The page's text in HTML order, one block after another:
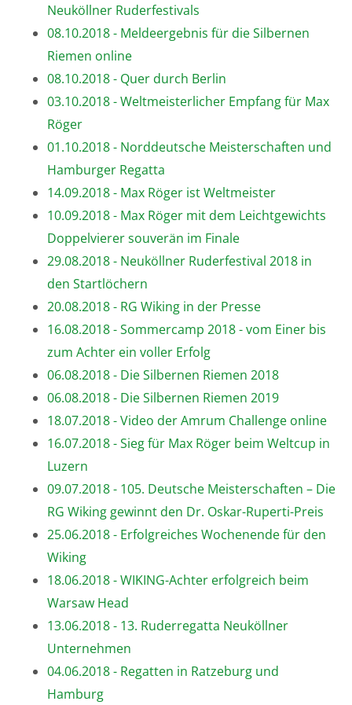
Neuköllner Ruderfestivals
08.10.2018 - Meldeergebnis für die Silbernen
Riemen online
08.10.2018 - Quer durch Berlin
03.10.2018 - Weltmeisterlicher Empfang für Max
Röger
01.10.2018 - Norddeutsche Meisterschaften und
Hamburger Regatta
14.09.2018 - Max Röger ist Weltmeister
10.09.2018 - Max Röger mit dem Leichtgewichts
Doppelvierer souverän im Finale
29.08.2018 - Neuköllner Ruderfestival 2018 in
den Startlöchern
20.08.2018 - RG Wiking in der Presse
16.08.2018 - Sommercamp 2018 - vom Einer bis
zum Achter ein voller Erfolg
06.08.2018 - Die Silbernen Riemen 2018
06.08.2018 - Die Silbernen Riemen 2019
18.07.2018 - Video der Amrum Challenge online
16.07.2018 - Sieg für Max Röger beim Weltcup in
Luzern
09.07.2018 - 105. Deutsche Meisterschaften – Die
RG Wiking gewinnt den Dr. Oskar-Ruperti-Preis
25.06.2018 - Erfolgreiches Wochenende für den
Wiking
18.06.2018 - WIKING-Achter erfolgreich beim
Warsaw Head
13.06.2018 - 13. Ruderregatta Neuköllner
Unternehmen
04.06.2018 - Regatten in Ratzeburg und
Hamburg